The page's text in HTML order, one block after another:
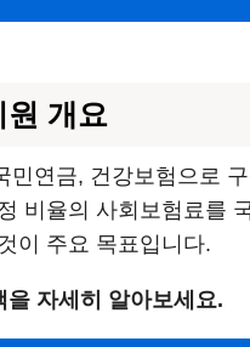
개요
민연금, 건강보험으로
비율의 사회보험료를
이 주요 목표입니다.
자세히 알아보세요.